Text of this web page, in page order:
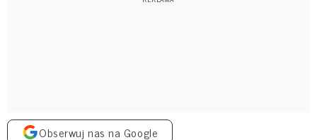
Obserwuj nas na Google